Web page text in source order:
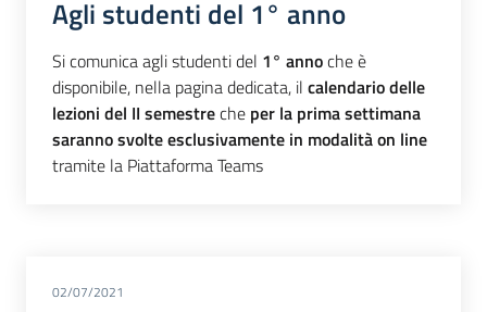
Agli studenti del 1° anno
Si comunica agli studenti del 1° annoche è
disponibile, nella pagina dedicata, il calendario delle
lezioni del II semestreche per la prima settimana
saranno svolte esclusivamente in modalità on line
tramite la Piattaforma Teams
02/07/2021